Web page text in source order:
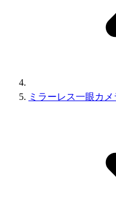
ミラーレス一眼カメ